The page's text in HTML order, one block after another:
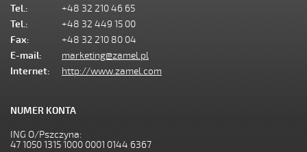
Tel.:
+48 32 210 46 65
Tel.:
+48 32 449 15 00
Fax:
+48 32 210 80 04
E-mail:
marketing@zamel.pl
Internet:
http://www.zamel.com
NUMER KONTA
ING O/Pszczyna:
47 1050 1315 1000 0001 0144 6367